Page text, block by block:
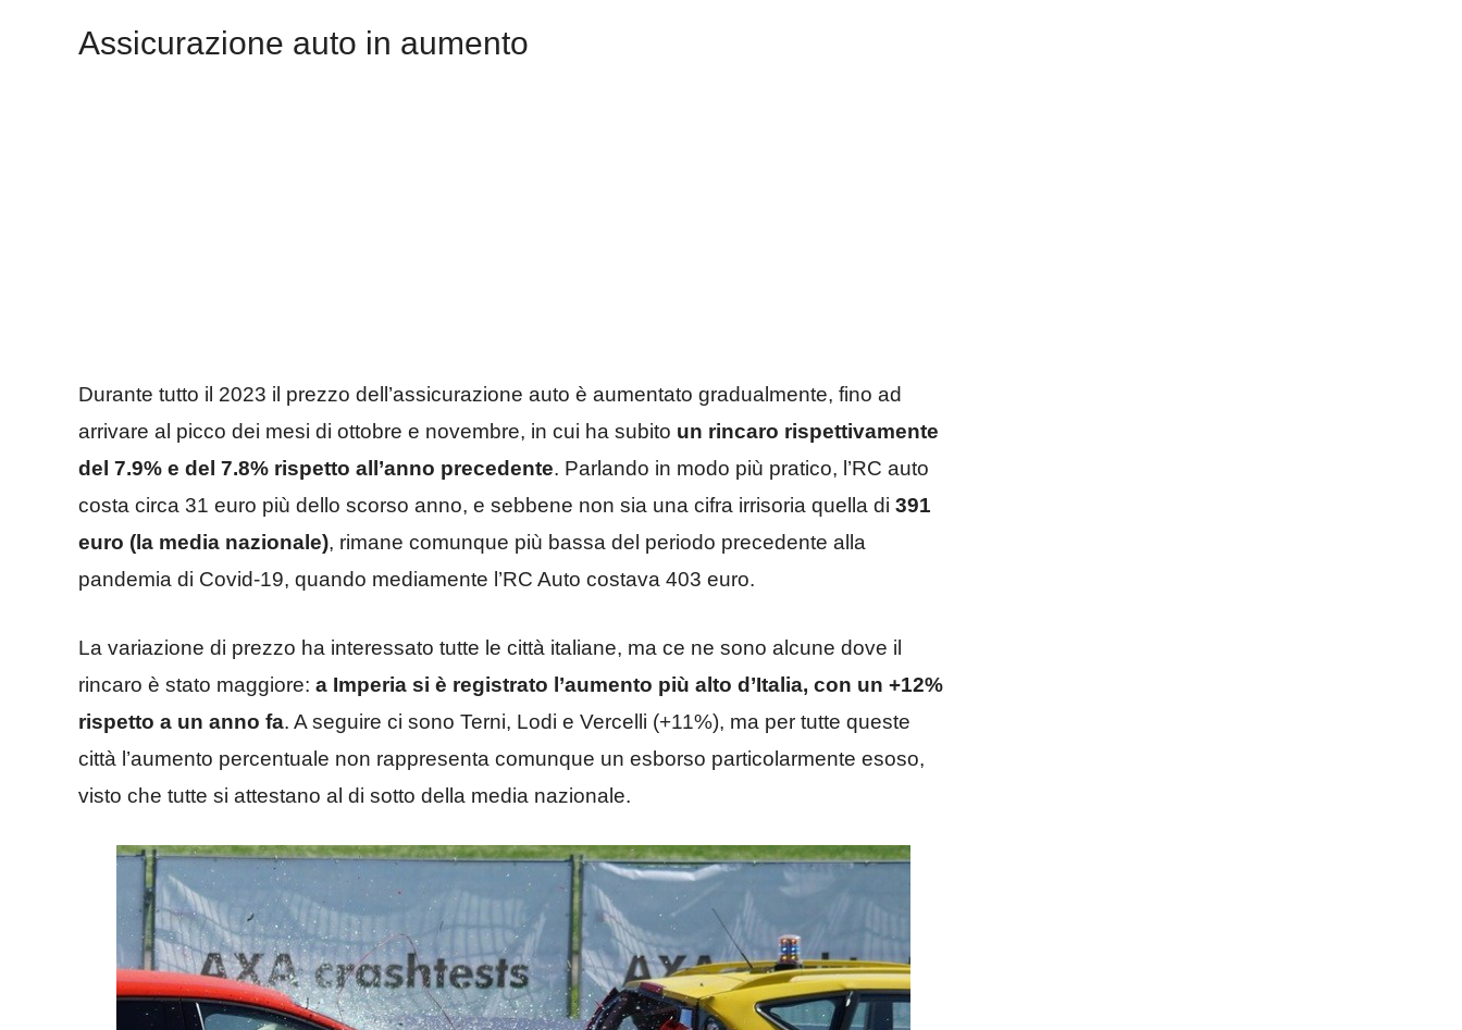
Assicurazione auto in aumento
Durante tutto il 2023 il prezzo dell’assicurazione auto è aumentato gradualmente, fino ad
arrivare al picco dei mesi di ottobre e novembre, in cui ha subito un rincaro rispettivamente
del 7.9% e del 7.8% rispetto all’anno precedente. Parlando in modo più pratico, l’RC auto
costa circa 31 euro più dello scorso anno, e sebbene non sia una cifra irrisoria quella di 391
euro (la media nazionale), rimane comunque più bassa del periodo precedente alla
pandemia di Covid-19, quando mediamente l’RC Auto costava 403 euro.
La variazione di prezzo ha interessato tutte le città italiane, ma ce ne sono alcune dove il
rincaro è stato maggiore: a Imperia si è registrato l’aumento più alto d’Italia, con un +12%
rispetto a un anno fa. A seguire ci sono Terni, Lodi e Vercelli (+11%), ma per tutte queste
città l’aumento percentuale non rappresenta comunque un esborso particolarmente esoso,
visto che tutte si attestano al di sotto della media nazionale.